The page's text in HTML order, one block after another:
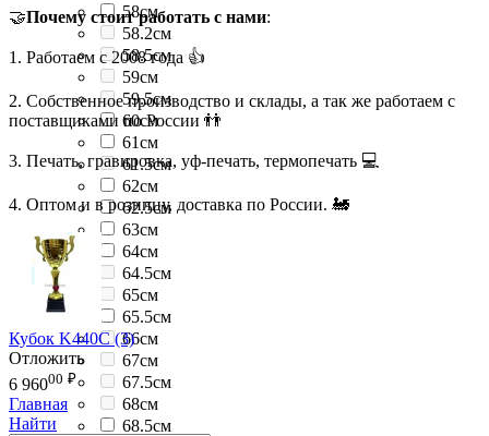
58см
58.2см
58.5см
59см
59.5см
60см
61см
61.5см
62см
62.5см
63см
64см
64.5см
65см
65.5см
66см
67см
67.5см
68см
68.5см
🤝Почему стоит работать с нами:
1. Работаем с 2008 года 👍
2. Собственное производство и склады, а так же работаем с
поставщиками по России 👬
3. Печать, гравировка, уф-печать, термопечать 💻
4. Оптом и в розницу, доставка по России. 🚂
Кубок K440C (3)
Отложить
6 96000 ₽
Главная
Найти